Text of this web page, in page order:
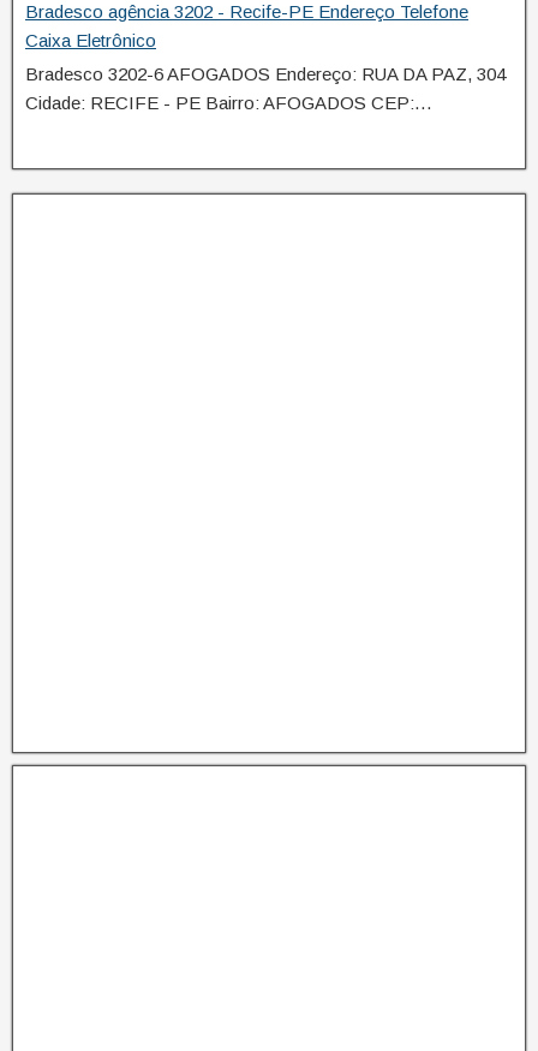
Bradesco agência 3202 - Recife-PE Endereço Telefone
Caixa Eletrônico
Bradesco 3202-6 AFOGADOS Endereço: RUA DA PAZ, 304
Cidade: RECIFE - PE Bairro: AFOGADOS CEP:…